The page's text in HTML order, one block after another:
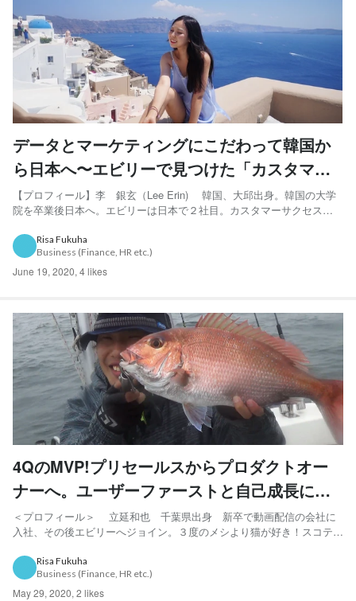
データとマーケティングにこだわって韓国か
ら日本へ〜エビリーで見つけた「カスタマー
マーケティング」
【プロフィール】李 銀玄（Lee Erin) 韓国、大邱出身。韓国の大学
院を卒業後日本へ。エビリーは日本で２社目。カスタマーサクセス本
ョイン。 ＜マーケティングを学びたくて再び学生へ。やりたい仕事を
求めて日本に来るまで＞ 韓国で大学卒業後、...
Risa Fukuha
Business (Finance, HR etc.)
June 19, 2020, 4 likes
4QのMVP!プリセールスからプロダクトオー
ナーへ。ユーザーファーストと自己成長にこ
だわったエビリーでの４年間
＜プロフィール＞ 立延和也 千葉県出身 新卒で動画配信の会社に
入社、その後エビリーへジョイン。３度のメシより猫が好き！スコテッ
のメンバーでもある。 ・ベンチャーな環境を求めて 新卒で入った会社
も動画配信の会社で・・そこが別の会社に吸収合併される...
Risa Fukuha
Business (Finance, HR etc.)
May 29, 2020, 2 likes